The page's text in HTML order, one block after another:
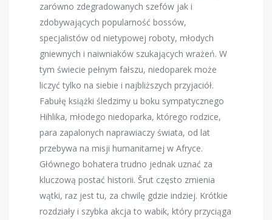
zarówno zdegradowanych szefów jak i
zdobywających popularność bossów,
specjalistów od nietypowej roboty, młodych
gniewnych i naiwniaków szukających wrażeń. W
tym świecie pełnym fałszu, niedoparek może
liczyć tylko na siebie i najbliższych przyjaciół.
Fabułę książki śledzimy u boku sympatycznego
Hihlika, młodego niedoparka, którego rodzice,
para zapalonych naprawiaczy świata, od lat
przebywa na misji humanitarnej w Afryce.
Głównego bohatera trudno jednak uznać za
kluczową postać historii. Šrut często zmienia
wątki, raz jest tu, za chwilę gdzie indziej. Krótkie
rozdziały i szybka akcja to wabik, który przyciąga